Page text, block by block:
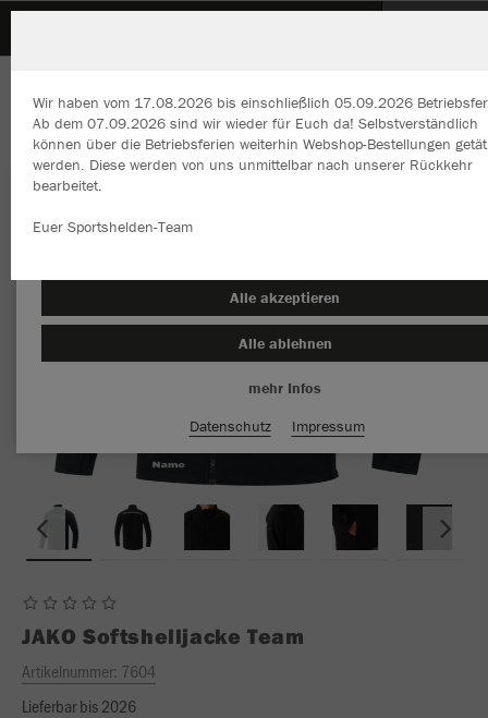
JAKO Softshelljacke Team
Artikelnummer: 7604
Lieferbar bis 2026
Wir haben vom 17.08.2026 bis einschließlich 05.09.2026
Ab dem 07.09.2026 sind wir wieder für Euch da! Selbstverständlich
können über die Betriebsferien weiterhin Webshop-Bestellungen
werden. Diese werden von uns unmittelbar nach unserer Rückkehr
bearbeitet.
Euer Sportshelden-Team
Wir verwenden Cookies
Inhalte anzeigen und unsere Website verbessern. Weitere
Alle akzeptieren
Alle ablehnen
mehr Infos
Datenschutz
Impressum